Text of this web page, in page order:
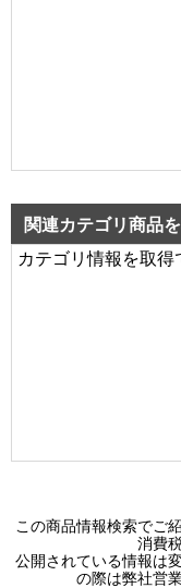
関連カテゴリ商品
カテゴリ情報を取得
この商品情報検索でご
消費
公開されている情報は
の際は弊社営